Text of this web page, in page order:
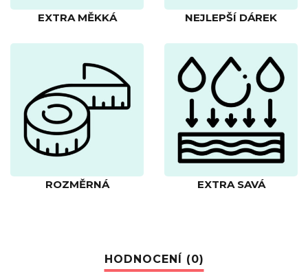
EXTRA MĚKKÁ NEJLEPŠÍ DÁREK
ROZMĚRNÁ EXTRA SAVÁ